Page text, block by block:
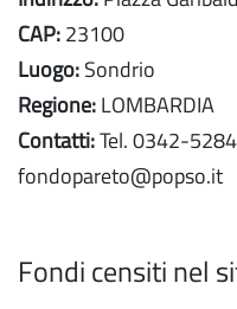
CAP:23100
Luogo:Sondrio
Regione:LOMBARDIA
Contatti:Tel. 0342-
fondopareto@popso.it
Fondi censiti nel